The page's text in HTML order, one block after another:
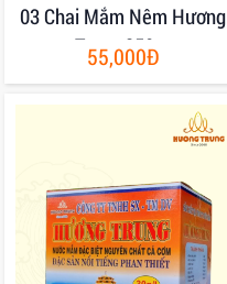
03 Chai Mắm Nêm Hương
Trung 250gr
55,000Đ